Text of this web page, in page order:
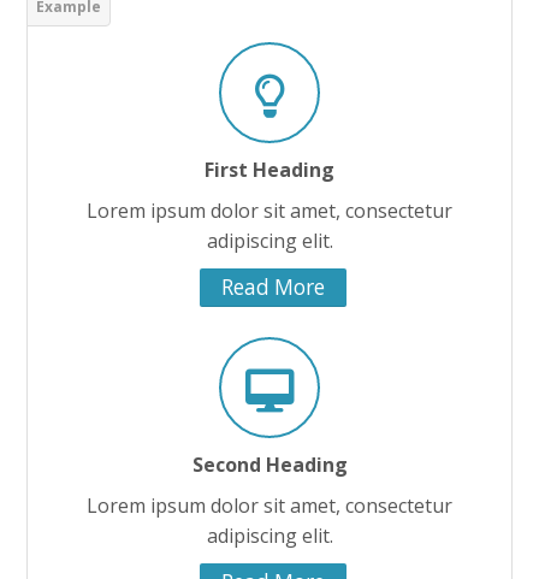
First Heading
Lorem ipsum dolor sit amet, consectetur
adipiscing elit.
Read More
Second Heading
Lorem ipsum dolor sit amet, consectetur
adipiscing elit.